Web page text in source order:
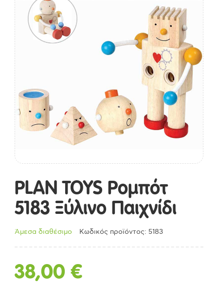
PLAN TOYS Ρομπότ
5183 Ξύλινο Παιχνίδι
Άμεσα διαθέσιμο Κωδικός προϊόντος: 5183
38,00 €